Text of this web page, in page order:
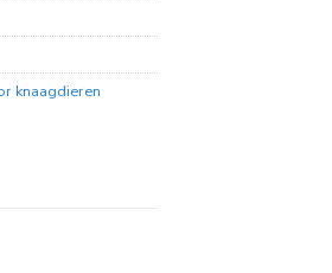
knaagdieren